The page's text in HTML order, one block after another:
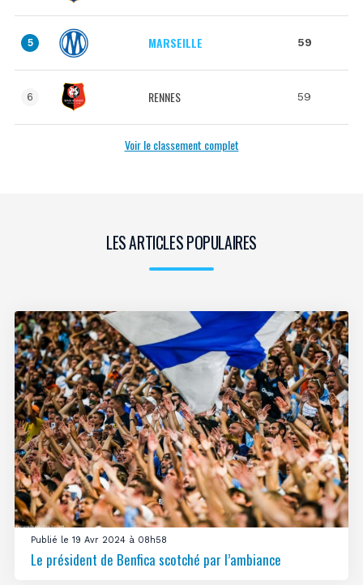
5 MARSEILLE 59
6 RENNES 59
Voir le classement complet
LES ARTICLES POPULAIRES
Publié le 19 Avr 2024 à 08h58
Le président de Benfica scotché par l’ambiance